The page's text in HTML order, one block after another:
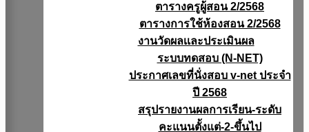
ตารางครูผู้สอน 2/2568
ตารางการใช้ห้องสอน 2/2568
งานวัดผลเเละประเมินผล
ระบบทดสอบ (N-NET)
ประกาศเลขที่นั่งสอบ v-net ประจำ
ปี 2568
สรุปรายงานผลการเรียน-ระดับ
คะแนนตั้งแต่-2-ขึ้นไป